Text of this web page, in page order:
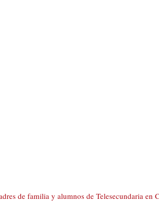
de familia y alumnos de Telesecundaria